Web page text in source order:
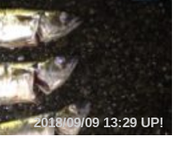
2018/09/09 13:29 UP!